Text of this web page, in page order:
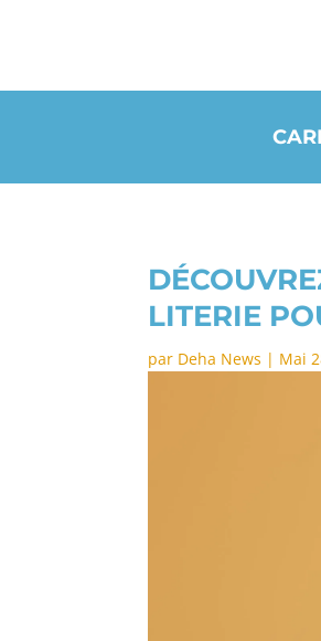
LITERIE
par Deha News | Mai